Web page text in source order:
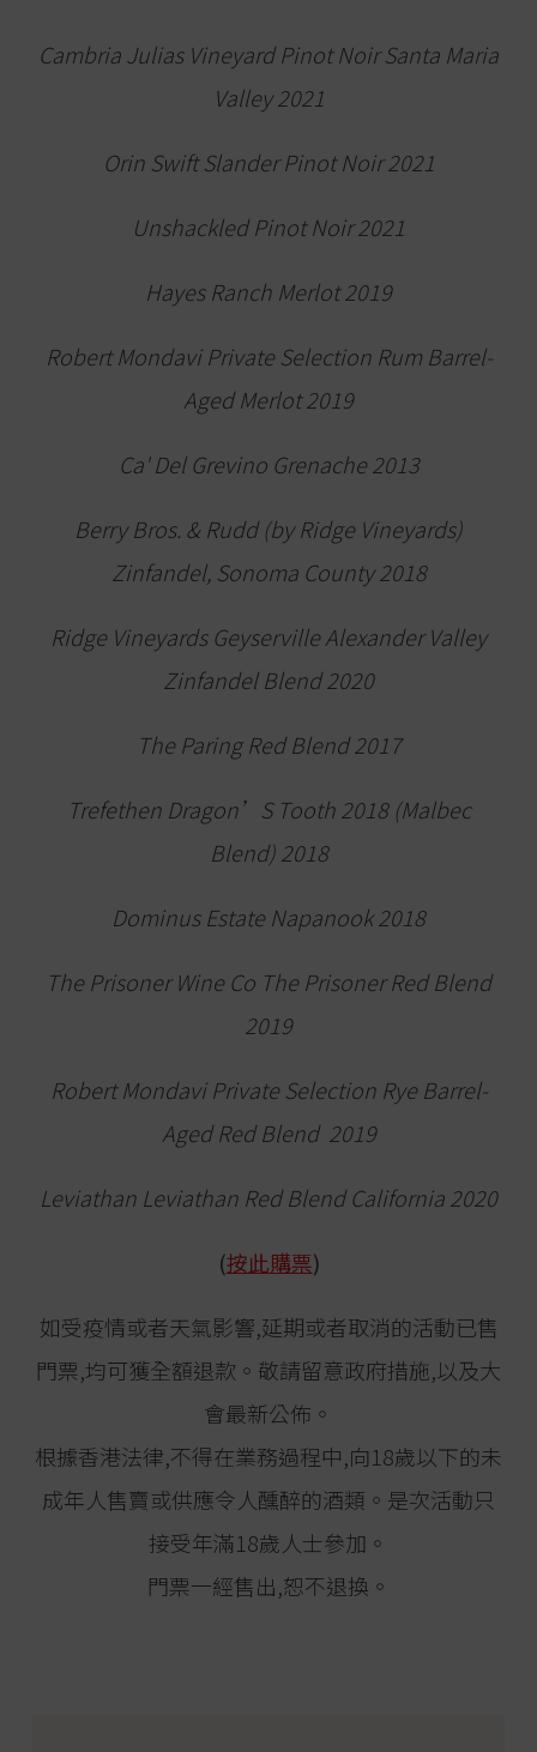
Cambria Julias Vineyard Pinot Noir Santa Maria
Valley 2021
Orin Swift Slander Pinot Noir 2021
Unshackled Pinot Noir 2021
Hayes Ranch Merlot 2019
Robert Mondavi Private Selection Rum Barrel-
Aged Merlot 2019
Ca' Del Grevino Grenache 2013
Berry Bros. & Rudd (by Ridge Vineyards)
Zinfandel, Sonoma County 2018
Ridge Vineyards Geyserville Alexander Valley
Zinfandel Blend 2020
The Paring Red Blend 2017
Trefethen Dragon’S Tooth 2018 (Malbec
Blend) 2018
Dominus Estate Napanook 2018
The Prisoner Wine Co The Prisoner Red Blend
2019
Robert Mondavi Private Selection Rye Barrel-
Aged Red Blend 2019
Leviathan Leviathan Red Blend California 2020
(按此購票)
如受疫情或者天氣影響,延期或者取消的活動已售
門票,均可獲全額退款。敬請留意政府措施,以及大
會最新公佈。
根據香港法律,不得在業務過程中,向18歲以下的未
成年人售賣或供應令人醺醉的酒類。是次活動只
接受年滿18歲人士參加。
門票一經售出,恕不退換。